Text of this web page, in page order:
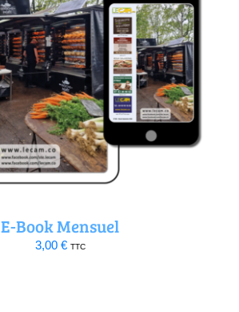
E-Book Mensuel
3,00 € TTC